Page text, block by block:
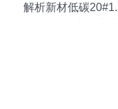
解析新材低碳